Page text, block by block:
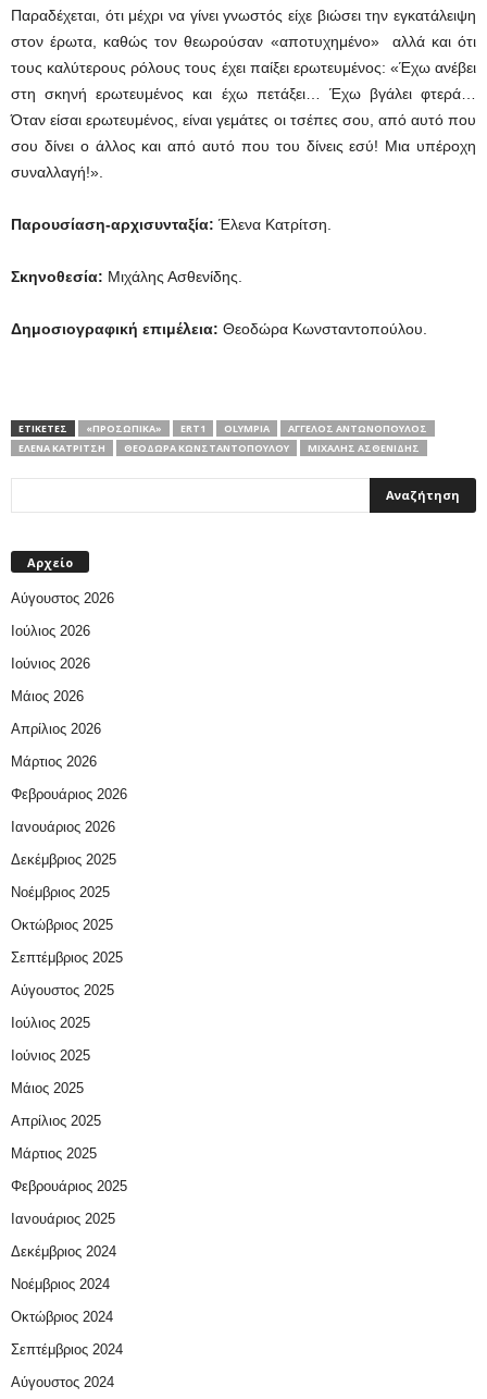
Παραδέχεται, ότι μέχρι να γίνει γνωστός είχε βιώσει την εγκατάλειψη
στον έρωτα, καθώς τον θεωρούσαν «αποτυχημένο» αλλά και ότι
τους καλύτερους ρόλους τους έχει παίξει ερωτευμένος: «Έχω ανέβει
στη σκηνή ερωτευμένος και έχω πετάξει… Έχω βγάλει φτερά…
Όταν είσαι ερωτευμένος, είναι γεμάτες οι τσέπες σου, από αυτό που
σου δίνει ο άλλος και από αυτό που του δίνεις εσύ! Μια υπέροχη
συναλλαγή!».
Παρουσίαση-αρχισυνταξία: Έλενα Κατρίτση.
Σκηνοθεσία: Μιχάλης Ασθενίδης.
Δημοσιογραφική επιμέλεια: Θεοδώρα Κωνσταντοπούλου.
ΕΤΙΚΕΤΕΣ «ΠΡΟΣΩΠΙΚΆ» ERT1 OLYMPIA
ΆΓΓΕΛΟΣ ΑΝΤΩΝΌΠΟΥΛΟΣ
ΈΛΕΝΑ ΚΑΤΡΊΤΣΗ
ΘΕΟΔΏΡΑ ΚΩΝΣΤΑΝΤΟΠΟΎΛΟΥ ΜΙΧΆΛΗΣ ΑΣΘΕΝΊΔΗΣ
Αρχείο
Αύγουστος 2026
Ιούλιος 2026
Ιούνιος 2026
Μάιος 2026
Απρίλιος 2026
Μάρτιος 2026
Φεβρουάριος 2026
Ιανουάριος 2026
Δεκέμβριος 2025
Νοέμβριος 2025
Οκτώβριος 2025
Σεπτέμβριος 2025
Αύγουστος 2025
Ιούλιος 2025
Ιούνιος 2025
Μάιος 2025
Απρίλιος 2025
Μάρτιος 2025
Φεβρουάριος 2025
Ιανουάριος 2025
Δεκέμβριος 2024
Νοέμβριος 2024
Οκτώβριος 2024
Σεπτέμβριος 2024
Αύγουστος 2024